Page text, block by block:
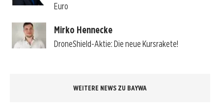
Euro
Mirko Hennecke
DroneShield-Aktie: Die neue Kursrakete!
WEITERE NEWS ZU BAYWA